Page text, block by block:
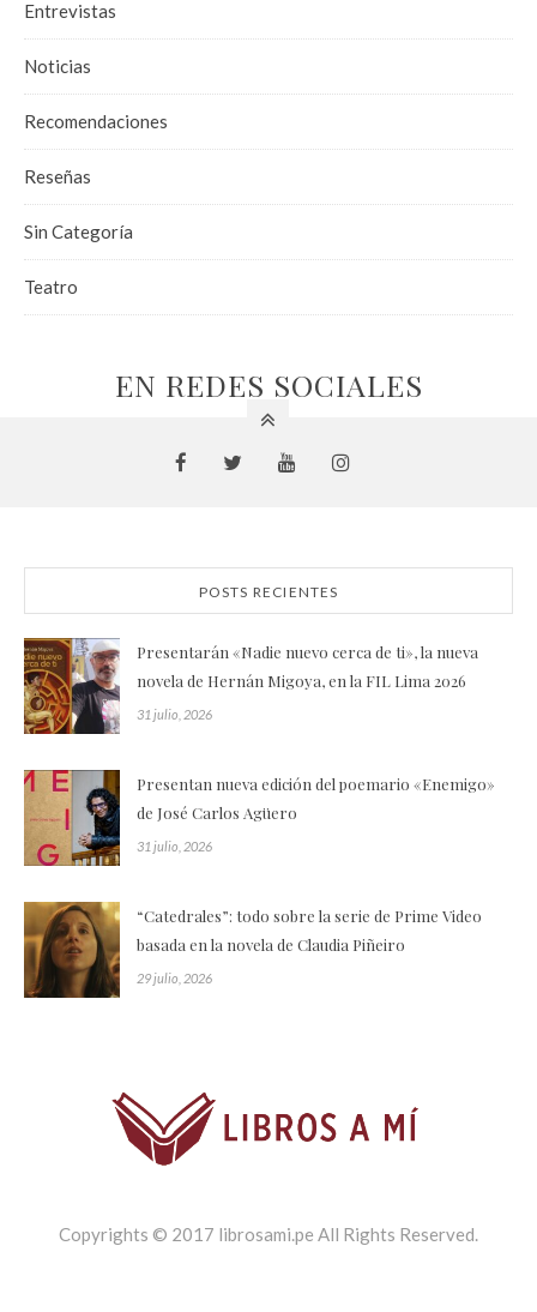
Entrevistas
Noticias
Recomendaciones
Reseñas
Sin Categoría
Teatro
EN REDES SOCIALES
POSTS RECIENTES
Presentarán «Nadie nuevo cerca de ti», la nueva
novela de Hernán Migoya, en la FIL Lima 2026
31 julio, 2026
Presentan nueva edición del poemario «Enemigo»
de José Carlos Agüero
31 julio, 2026
“Catedrales”: todo sobre la serie de Prime Video
basada en la novela de Claudia Piñeiro
29 julio, 2026
Copyrights © 2017 librosami.pe All Rights Reserved.